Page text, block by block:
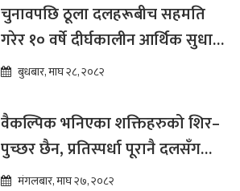
चुनावपछि ठूला दलहरूबीच सहमति
गरेर १० वर्षे दीर्घकालीन आर्थिक सुधार
कार्यक्रम ल्याउनुपर्छ : हेमराज ढकाल
बुधबार, माघ २८, २०८२
वैकल्पिक भनिएका शक्तिहरुको शिर–
पुच्छर छैन, प्रतिस्पर्धा पूरानै दलसँग
हुन्छ : डा.प्रकाश शरण महत
मंगलबार, माघ २७, २०८२